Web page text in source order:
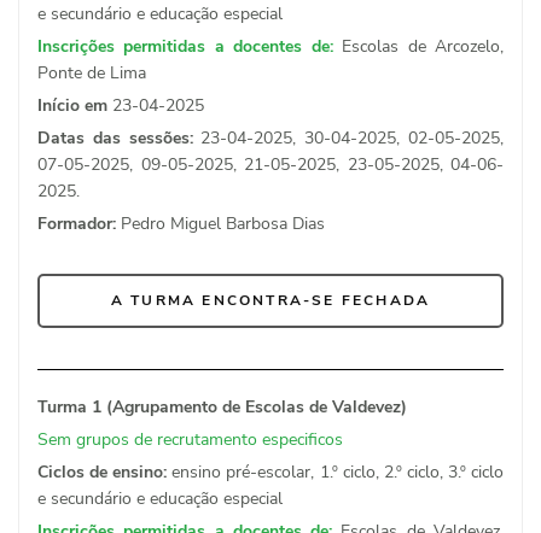
e secundário e educação especial
Inscrições permitidas a docentes de: Escolas de Arcozelo,
Ponte de Lima
Início em 23-04-2025
Datas das sessões: 23-04-2025, 30-04-2025, 02-05-2025,
07-05-2025, 09-05-2025, 21-05-2025, 23-05-2025, 04-06-
2025.
Formador: Pedro Miguel Barbosa Dias
A TURMA ENCONTRA-SE FECHADA
Turma 1 (Agrupamento de Escolas de Valdevez)
Sem grupos de recrutamento especificos
Ciclos de ensino: ensino pré-escolar, 1.º ciclo, 2.º ciclo, 3.º ciclo
e secundário e educação especial